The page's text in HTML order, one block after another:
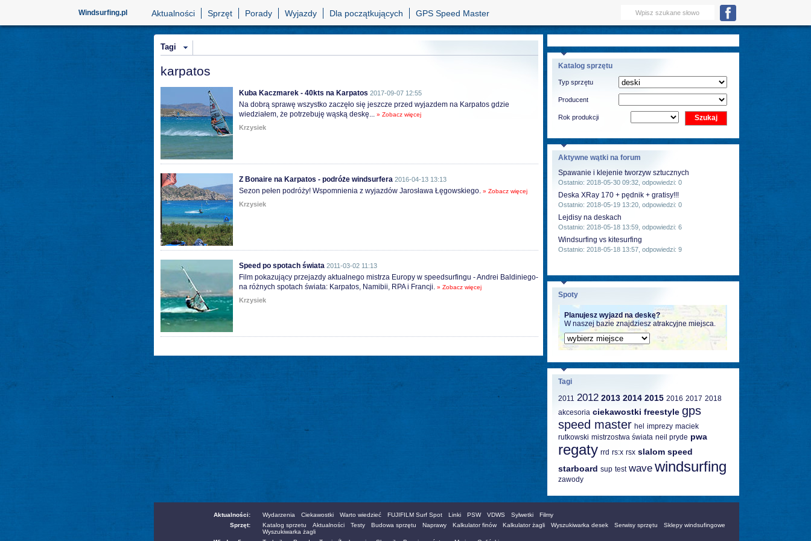
Windsurfing.pl Aktualności Sprzęt Porady Wyjazdy Dla początkujących GPS Speed Master
Tagi
karpatos
Kuba Kaczmarek - 40kts na Karpatos 2017-09-07 12:55
Na dobrą sprawę wszystko zaczęło się jeszcze przed wyjazdem na Karpatos gdzie
wiedziałem, że potrzebuję wąską deskę... » Zobacz więcej
Krzysiek
Z Bonaire na Karpatos - podróże windsurfera 2016-04-13 13:13
Sezon pełen podróży! Wspomnienia z wyjazdów Jarosława Łęgowskiego. » Zobacz więcej
Krzysiek
Speed po spotach świata 2011-03-02 11:13
Film pokazujący przejazdy aktualnego mistrza Europy w speedsurfingu - Andrei Baldiniego-
na różnych spotach świata: Karpatos, Namibii, RPA i Francji. » Zobacz więcej
Krzysiek
Katalog sprzętu
Typ sprzętu
Producent
Rok produkcji
Aktywne wątki na forum
Spawanie i klejenie tworzyw sztucznych
Ostatnio: 2018-05-30 09:32, odpowiedzi: 0
Deska XRay 170 + pędnik + gratisy!!!
Ostatnio: 2018-05-19 13:20, odpowiedzi: 0
Lejdisy na deskach
Ostatnio: 2018-05-18 13:59, odpowiedzi: 6
Windsurfing vs kitesurfing
Ostatnio: 2018-05-18 13:57, odpowiedzi: 9
Spoty
Planujesz wyjazd na deskę?
W naszej bazie znajdziesz atrakcyjne miejsca.
Tagi
2011 2012 2013 2014 2015 2016 2017 2018
akcesoria ciekawostki freestyle gps
speed master hel imprezy maciek
rutkowski mistrzostwa świata neil pryde pwa
regaty rrd rs:x rsx slalom speed
starboard sup test wave windsurfing
zawody
Aktualności: Wydarzenia Ciekawostki Warto wiedzieć FUJIFILM Surf Spot Linki PSW VDWS Sylwetki
Filmy
Sprzęt:
Katalog sprzetu Aktualności Testy Budowa sprzętu Naprawy Kalkulator finów Kalkulator żagli Wyszukiwarka desek Serwisy sprzętu
Sklepy windsufingowe
Wyszukiwarka żagli